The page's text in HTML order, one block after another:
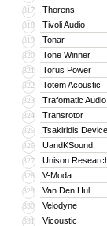
317 Thorens
318 Tivoli Audio
319 Tonar
320 Tone Winner
321 Torus Power
322 Totem Acoustic
323 Trafomatic Audio
324 Transrotor
325 Tsakiridis
326 UandKSound
327 Unison
328 V-Moda
329 Van Den Hul
330 Velodyne
331 Vicoustic